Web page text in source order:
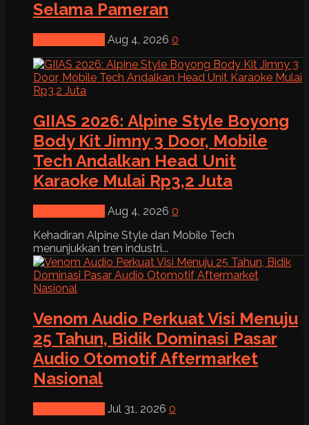
Selama Pameran
Aug 4, 2026 0
GIIAS 2026: Alpine Style Boyong
Body Kit Jimny 3 Door, Mobile
Tech Andalkan Head Unit
Karaoke Mulai Rp3,2 Juta
Aug 4, 2026 0
Kehadiran Alpine Style dan Mobile Tech
menunjukkan tren industri...
Venom Audio Perkuat Visi Menuju
25 Tahun, Bidik Dominasi Pasar
Audio Otomotif Aftermarket
Nasional
Jul 31, 2026 0